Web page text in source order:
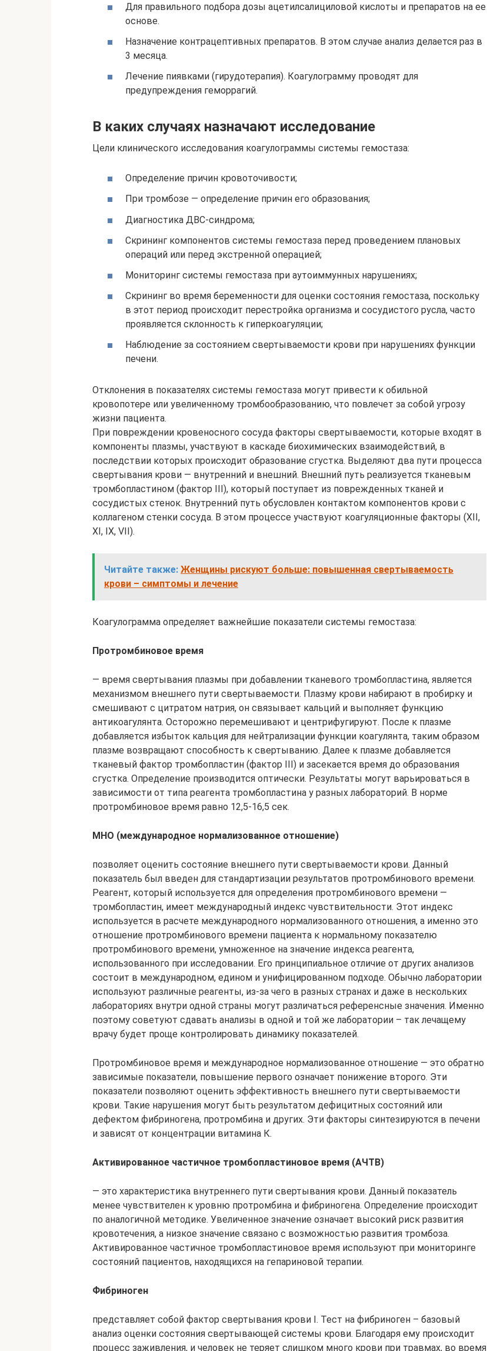
Для правильного подбора дозы ацетилсалициловой кислоты и препаратов на ее
основе.
Назначение контрацептивных препаратов. В этом случае анализ делается раз в
3 месяца.
Лечение пиявками (гирудотерапия). Коагулограмму проводят для
предупреждения геморрагий.
В каких случаях назначают исследование
Цели клинического исследования коагулограммы системы гемостаза:
Определение причин кровоточивости;
При тромбозе — определение причин его образования;
Диагностика ДВС-синдрома;
Скрининг компонентов системы гемостаза перед проведением плановых
операций или перед экстренной операцией;
Мониторинг системы гемостаза при аутоиммунных нарушениях;
Скрининг во время беременности для оценки состояния гемостаза, поскольку
в этот период происходит перестройка организма и сосудистого русла, часто
проявляется склонность к гиперкоагуляции;
Наблюдение за состоянием свертываемости крови при нарушениях функции
печени.
Отклонения в показателях системы гемостаза могут привести к обильной
кровопотере или увеличенному тромбообразованию, что повлечет за собой угрозу
жизни пациента.
При повреждении кровеносного сосуда факторы свертываемости, которые входят в
компоненты плазмы, участвуют в каскаде биохимических взаимодействий, в
последствии которых происходит образование сгустка. Выделяют два пути процесса
свертывания крови — внутренний и внешний. Внешний путь реализуется тканевым
тромбопластином (фактор III), который поступает из поврежденных тканей и
сосудистых стенок. Внутренний путь обусловлен контактом компонентов крови с
коллагеном стенки сосуда. В этом процессе участвуют коагуляционные факторы (XII,
XI, IX, VII).
Читайте также: Женщины рискуют больше: повышенная свертываемость
крови – симптомы и лечение
Коагулограмма определяет важнейшие показатели системы гемостаза:
Протромбиновое время
— время свертывания плазмы при добавлении тканевого тромбопластина, является
механизмом внешнего пути свертываемости. Плазму крови набирают в пробирку и
смешивают с цитратом натрия, он связывает кальций и выполняет функцию
антикоагулянта. Осторожно перемешивают и центрифугируют. После к плазме
добавляется избыток кальция для нейтрализации функции коагулянта, таким образом
плазме возвращают способность к свертыванию. Далее к плазме добавляется
тканевый фактор тромбопластин (фактор III) и засекается время до образования
сгустка. Определение производится оптически. Результаты могут варьироваться в
зависимости от типа реагента тромбопластина у разных лабораторий. В норме
протромбиновое время равно 12,5-16,5 сек.
МНО (международное нормализованное отношение)
позволяет оценить состояние внешнего пути свертываемости крови. Данный
показатель был введен для стандартизации результатов протромбинового времени.
Реагент, который используется для определения протромбинового времени —
тромбопластин, имеет международный индекс чувствительности. Этот индекс
используется в расчете международного нормализованного отношения, а именно это
отношение протромбинового времени пациента к нормальному показателю
протромбинового времени, умноженное на значение индекса реагента,
использованного при исследовании. Его принципиальное отличие от других анализов
состоит в международном, едином и унифицированном подходе. Обычно лаборатории
используют различные реагенты, из-за чего в разных странах и даже в нескольких
лабораториях внутри одной страны могут различаться референсные значения. Именно
поэтому советуют сдавать анализы в одной и той же лаборатории – так лечащему
врачу будет проще контролировать динамику показателей.
Протромбиновое время и международное нормализованное отношение — это обратно
зависимые показатели, повышение первого означает понижение второго. Эти
показатели позволяют оценить эффективность внешнего пути свертываемости
крови. Такие нарушения могут быть результатом дефицитных состояний или
дефектом фибриногена, протромбина и других. Эти факторы синтезируются в печени
и зависят от концентрации витамина К.
Активированное частичное тромбопластиновое время (АЧТВ)
— это характеристика внутреннего пути свертывания крови. Данный показатель
менее чувствителен к уровню протромбина и фибриногена. Определение происходит
по аналогичной методике. Увеличенное значение означает высокий риск развития
кровотечения, а низкое значение связано с возможностью развития тромбоза.
Активированное частичное тромбопластиновое время используют при мониторинге
состояний пациентов, находящихся на гепариновой терапии.
Фибриноген
представляет собой фактор свертывания крови I. Тест на фибриноген – базовый
анализ оценки состояния свертывающей системы крови. Благодаря ему происходит
процесс заживления, и человек не теряет слишком много крови при травмах, во время